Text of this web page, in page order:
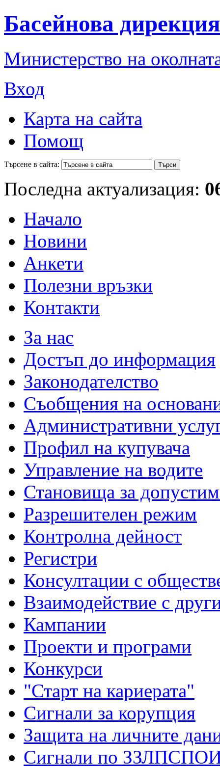
Басейнова
Министерство на
Вход
Карта на сайта
Помощ
Търсене в сайта:
Последна актуализация:
Начало
Новини
Анкети
Полезни връзки
Контакти
За нас
Достъп до информация
Законодателство
Съобщения на
Административни
Профил на купувача
Управление на водите
Становища за
Разрешителен режим
Контролна дейност
Регистри
Консултации с
Взаимодействие с
Кампании
Проекти и програми
Конкурси
"Старт на кариерата"
Сигнали за корупция
Защита на личните
Сигнали по